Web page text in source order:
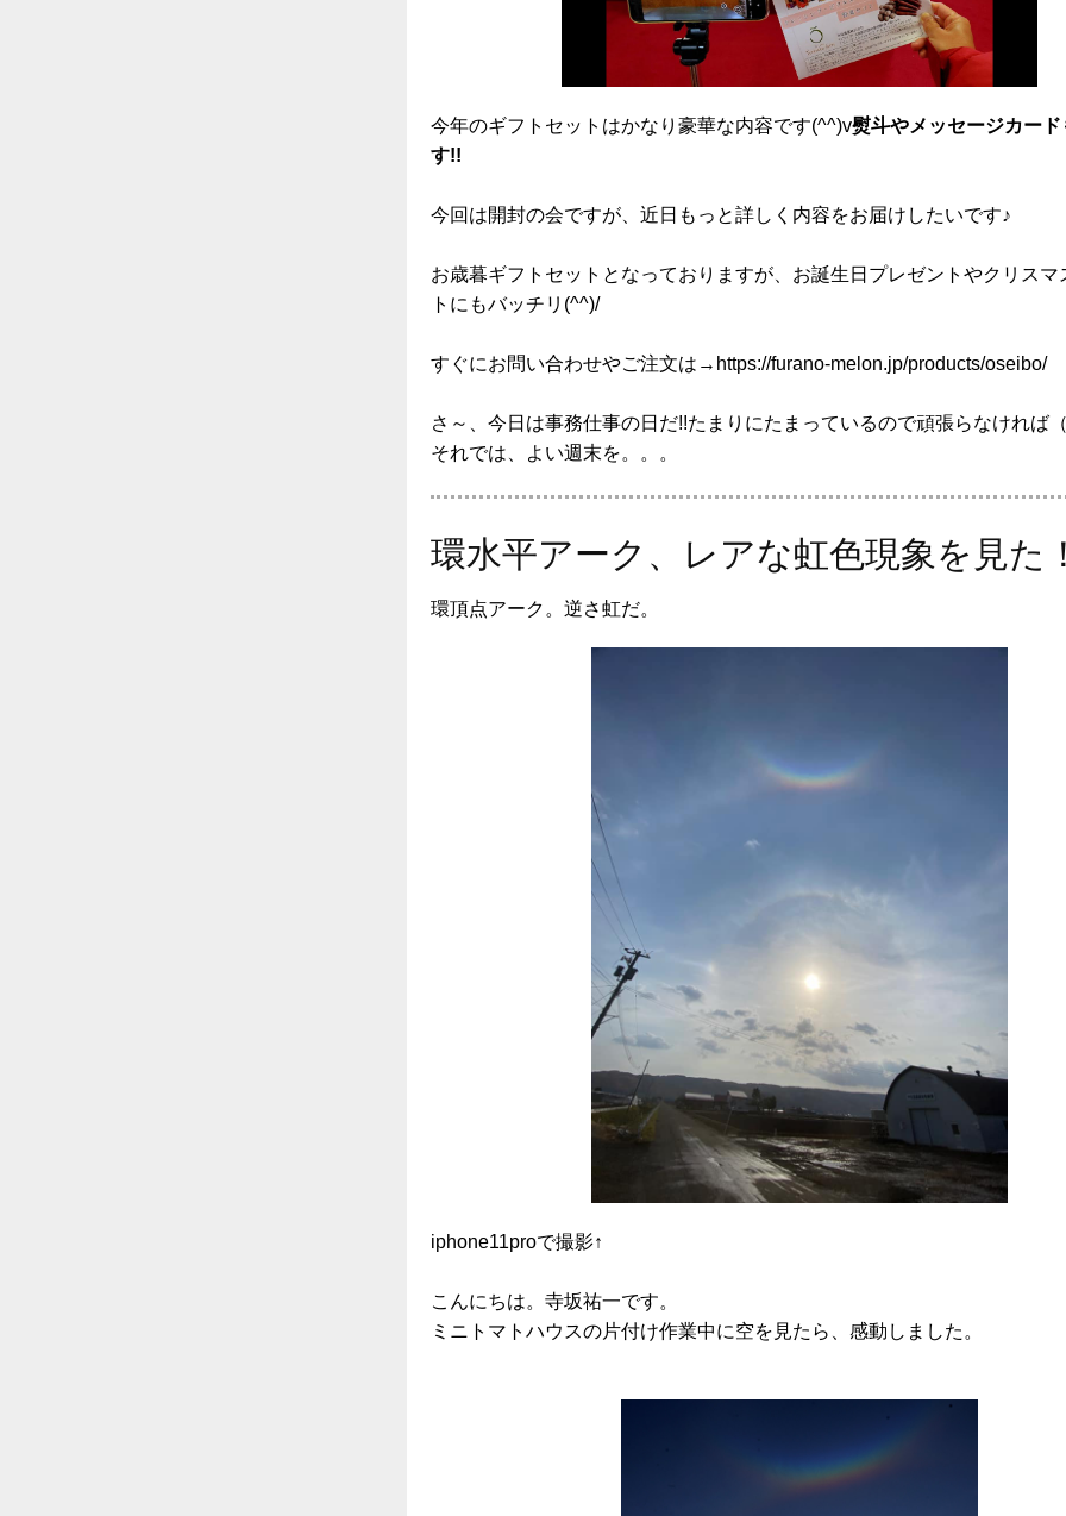
今年のギフトセットはかなり豪華な内容です(^^)v熨斗やメッセージカー
す!!
今回は開封の会ですが、近日もっと詳しく内容をお届けしたいです♪
お歳暮ギフトセットとなっておりますが、お誕生日プレゼントやクリスマ
トにもバッチリ(^^)/
すぐにお問い合わせやご注文は→https://furano-melon.jp/products/oseibo/
さ～、今日は事務仕事の日だ!!たまりにたまっているので頑張らなければ
それでは、よい週末を。。。
環水平アーク、レアな虹色現象を見た
環頂点アーク。逆さ虹だ。
iphone11proで撮影↑
こんにちは。寺坂祐一です。
ミニトマトハウスの片付け作業中に空を見たら、感動しました。